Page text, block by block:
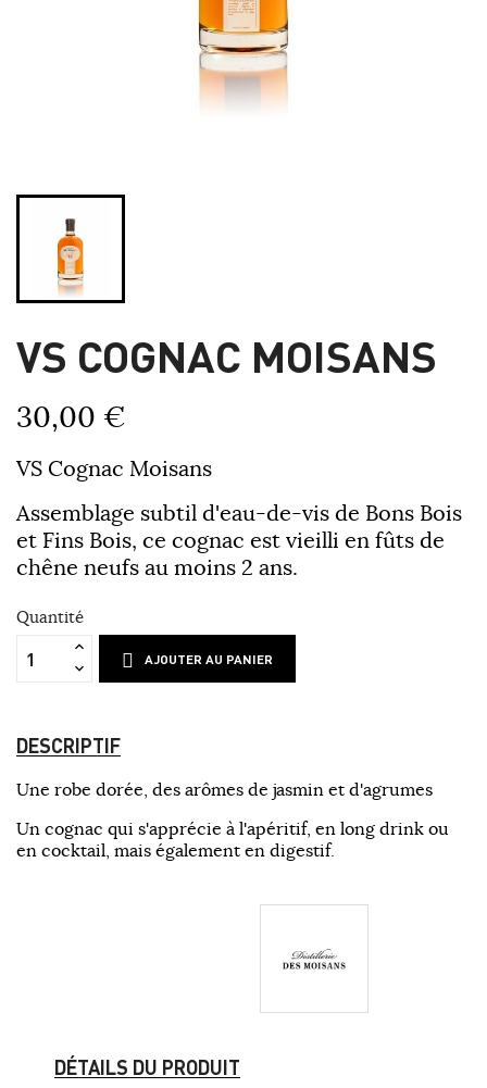
VS COGNAC MOISANS
30,00 €
VS Cognac Moisans
Assemblage subtil d'eau-de-vis de Bons Bois
et Fins Bois, ce cognac est vieilli en fûts de
chêne neufs au moins 2 ans.
Quantité
AJOUTER AU PANIER
DESCRIPTIF
Une robe dorée, des arômes de jasmin et d'agrumes
Un cognac qui s'apprécie à l'apéritif, en long drink ou
en cocktail, mais également en digestif.
DÉTAILS DU PRODUIT